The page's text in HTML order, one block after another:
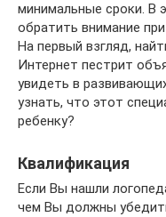
минимальные сроки. В
обратить внимание
На первый взгляд,
Интернет пестрит
увидеть в
узнать, что этот
ребенку?
Квалификация
Если Вы нашли
чем Вы должны